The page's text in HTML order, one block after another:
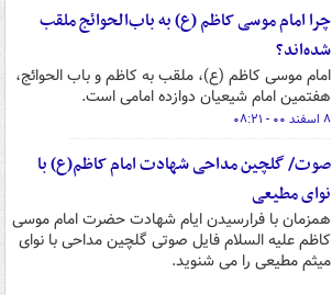
چرا امام موسی کاظم (ع) به باب‌الحوائج ملقب
شده‌اند؟
امام موسی کاظم (ع)، ملقب به کاظم و باب الحوائج،
هفتمین امام شیعیان دوازده امامی است.
۸ اسفند ۰۰ - ۰۸:۲۱
صوت/ گلچین مداحی شهادت امام کاظم(ع) با
نوای مطیعی
همزمان با فرارسیدن ایام شهادت حضرت امام موسی
کاظم علیه السلام فایل صوتی گلچین مداحی با نوای
میثم مطیعی را می شنوید.